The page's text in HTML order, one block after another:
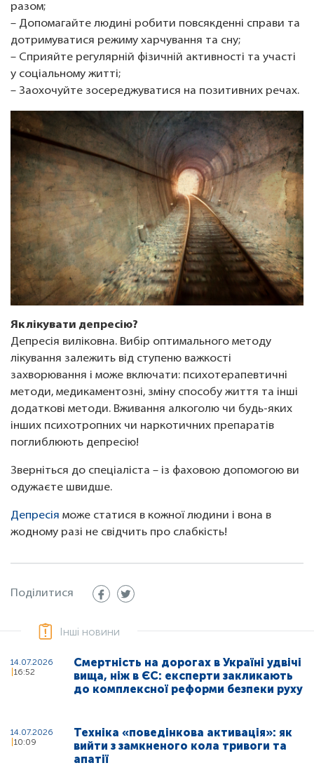
разом;
– Допомагайте людині робити повсякденні справи та
дотримуватися режиму харчування та сну;
– Сприяйте регулярній фізичній активності та участі
у соціальному житті;
– Заохочуйте зосереджуватися на позитивних речах.
Як лікувати депресію?
Депресія виліковна. Вибір оптимального методу
лікування залежить від ступеню важкості
захворювання і може включати: психотерапевтичні
методи, медикаментозні, зміну способу життя та інші
додаткові методи. Вживання алкоголю чи будь-яких
інших психотропних чи наркотичних препаратів
поглиблюють депресію!
Зверніться до спеціаліста – із фаховою допомогою ви
одужаєте швидше.
Депресія може статися в кожної людини і вона в
жодному разі не свідчить про слабкість!
Поділитися
Інші новини
14.07.2026
16:52
Смертність на дорогах в Україні удвічі
вища, ніж в ЄС: експерти закликають
до комплексної реформи безпеки руху
14.07.2026
10:09
Техніка «поведінкова активація»: як
вийти з замкненого кола тривоги та
апатії